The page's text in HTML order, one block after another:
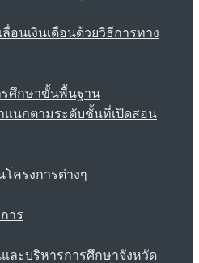
อนเงินเดือนด้วยวิธีการทาง
รศึกษาขั้นพื้นฐาน
แนกตามระดับชั้นที่เปิดสอน
โครงการต่างๆ
าร
ละบริหารการศึกษาจังหวัด